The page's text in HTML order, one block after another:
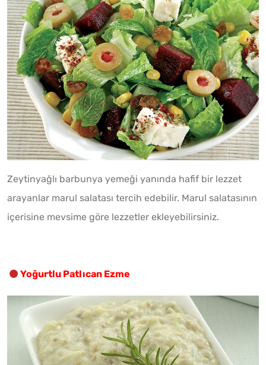
Zeytinyağlı barbunya yemeği yanında hafif bir lezzet
arayanlar marul salatası tercih edebilir. Marul salatasının
içerisine mevsime göre lezzetler ekleyebilirsiniz.
Yoğurtlu Patlıcan Ezme